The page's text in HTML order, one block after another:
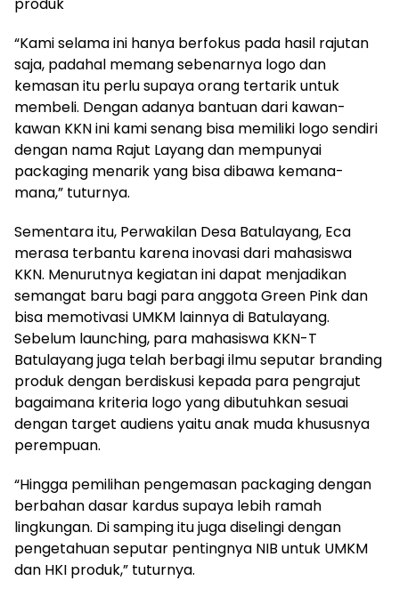
“Kami selama ini hanya berfokus pada hasil rajutan
saja, padahal memang sebenarnya logo dan
kemasan itu perlu supaya orang tertarik untuk
membeli. Dengan adanya bantuan dari kawan-
kawan KKN ini kami senang bisa memiliki logo sendiri
dengan nama Rajut Layang dan mempunyai
packaging menarik yang bisa dibawa kemana-
mana,” tuturnya.
Sementara itu, Perwakilan Desa Batulayang, Eca
merasa terbantu karena inovasi dari mahasiswa
KKN. Menurutnya kegiatan ini dapat menjadikan
semangat baru bagi para anggota Green Pink dan
bisa memotivasi UMKM lainnya di Batulayang.
Sebelum launching, para mahasiswa KKN-T
Batulayang juga telah berbagi ilmu seputar branding
produk dengan berdiskusi kepada para pengrajut
bagaimana kriteria logo yang dibutuhkan sesuai
dengan target audiens yaitu anak muda khususnya
perempuan.
“Hingga pemilihan pengemasan packaging dengan
berbahan dasar kardus supaya lebih ramah
lingkungan. Di samping itu juga diselingi dengan
pengetahuan seputar pentingnya NIB untuk UMKM
dan HKI produk,” tuturnya.